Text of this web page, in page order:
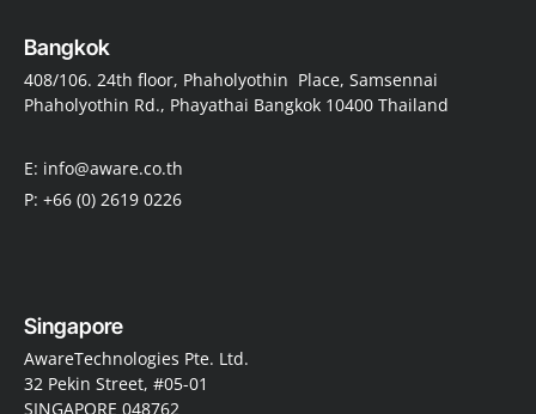
Bangkok
408/106. 24th floor, Phaholyothin Place, Samsennai
Phaholyothin Rd., Phayathai Bangkok 10400 Thailand
E: info@aware.co.th
P: +66 (0) 2619 0226
Singapore
AwareTechnologies Pte. Ltd.
32 Pekin Street, #05-01
SINGAPORE 048762